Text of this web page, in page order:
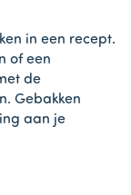
in een recept.
of een
de
Gebakken
aan je